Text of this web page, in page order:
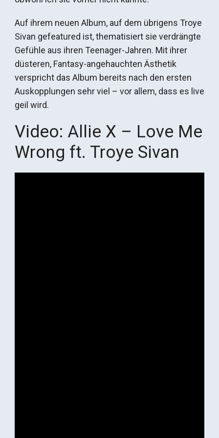
Auf ihrem neuen Album, auf dem übrigens Troye
Sivan gefeatured ist, thematisiert sie verdrängte
Gefühle aus ihren Teenager-Jahren. Mit ihrer
düsteren, Fantasy-angehauchten Ästhetik
verspricht das Album bereits nach den ersten
Auskopplungen sehr viel – vor allem, dass es live
geil wird.
Video: Allie X – Love Me
Wrong ft. Troye Sivan